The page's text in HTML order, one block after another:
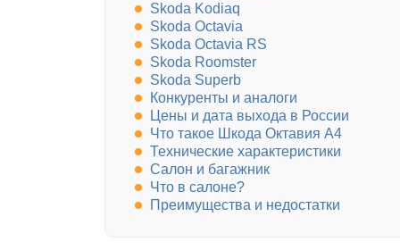
Skoda Kodiaq
Skoda Octavia
Skoda Octavia RS
Skoda Roomster
Skoda Superb
Конкуренты и аналоги
Цены и дата выхода в России
Что такое Шкода Октавия А4
Технические характеристики
Салон и багажник
Что в салоне?
Преимущества и недостатки